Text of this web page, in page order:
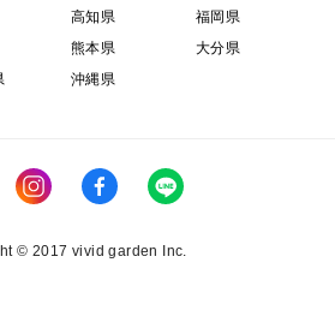
高知県
福岡県
熊本県
大分県
沖縄県
© 2017 vivid garden Inc.